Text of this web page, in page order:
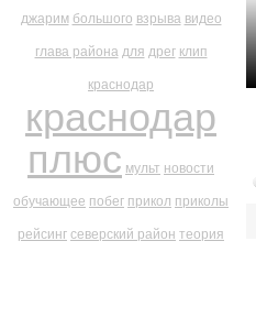
джарим большого взрыва видео
глава района для дрег клип
краснодар
краснодар
плюс мульт новости
обучающее побег прикол приколы
рейсинг северский район теория